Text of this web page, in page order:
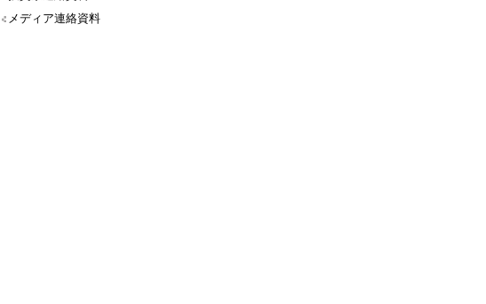
メディア連絡資料